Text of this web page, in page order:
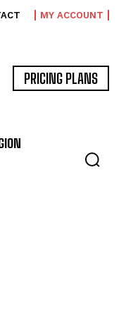
MY ACCOUNT
PRICING PLANS